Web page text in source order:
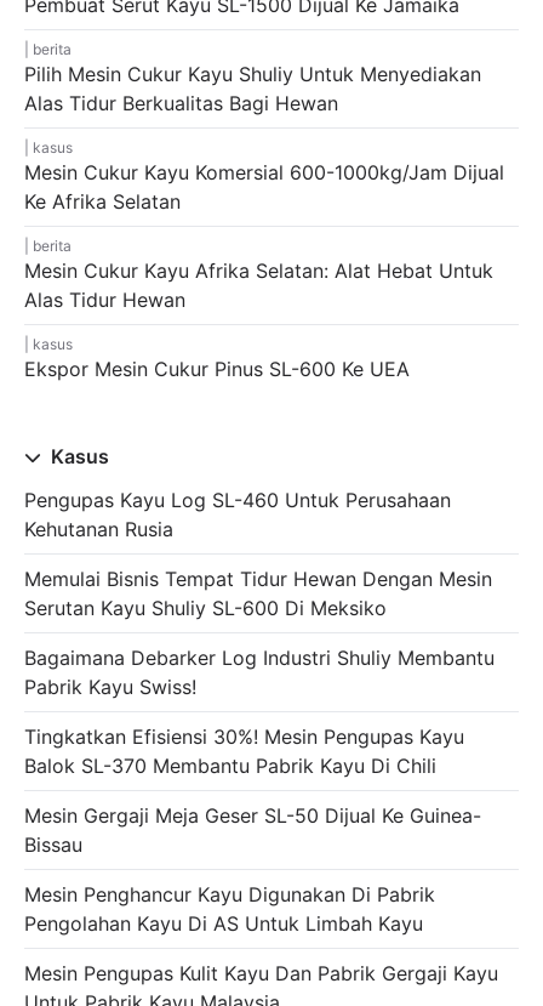
Pembuat Serut Kayu SL-1500 Dijual Ke Jamaika
berita
Pilih Mesin Cukur Kayu Shuliy Untuk Menyediakan
Alas Tidur Berkualitas Bagi Hewan
kasus
Mesin Cukur Kayu Komersial 600-1000kg/jam Dijual
Ke Afrika Selatan
berita
Mesin Cukur Kayu Afrika Selatan: Alat Hebat Untuk
Alas Tidur Hewan
kasus
Ekspor Mesin Cukur Pinus SL-600 Ke UEA
Kasus
Pengupas Kayu Log SL-460 Untuk Perusahaan
Kehutanan Rusia
Memulai Bisnis Tempat Tidur Hewan Dengan Mesin
Serutan Kayu Shuliy SL-600 Di Meksiko
Bagaimana Debarker Log Industri Shuliy Membantu
Pabrik Kayu Swiss!
Tingkatkan Efisiensi 30%! Mesin Pengupas Kayu
Balok SL-370 Membantu Pabrik Kayu Di Chili
Mesin Gergaji Meja Geser SL-50 Dijual Ke Guinea-
Bissau
Mesin Penghancur Kayu Digunakan Di Pabrik
Pengolahan Kayu Di AS Untuk Limbah Kayu
Mesin Pengupas Kulit Kayu Dan Pabrik Gergaji Kayu